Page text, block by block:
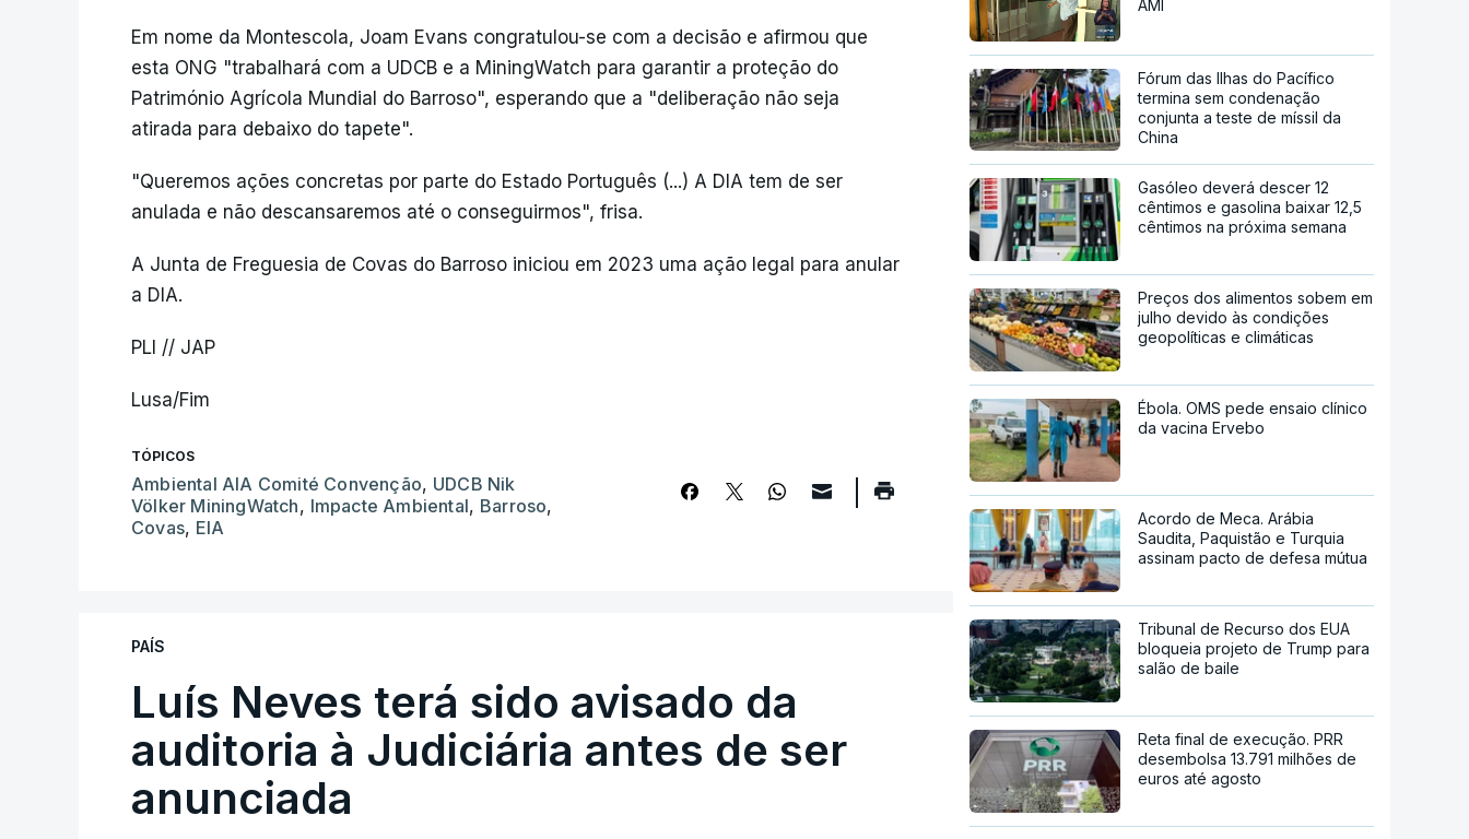
Em nome da Montescola, Joam Evans congratulou-se com a decisão e afirmou que
esta ONG "trabalhará com a UDCB e a MiningWatch para garantir a proteção do
Património Agrícola Mundial do Barroso", esperando que a "deliberação não seja
atirada para debaixo do tapete".
"Queremos ações concretas por parte do Estado Português (...) A DIA tem de ser
anulada e não descansaremos até o conseguirmos", frisa.
A Junta de Freguesia de Covas do Barroso iniciou em 2023 uma ação legal para anular
a DIA.
PLI // JAP
Lusa/Fim
TÓPICOS
Ambiental AIA Comité Convenção, UDCB Nik
Völker MiningWatch, Impacte Ambiental, Barroso,
Covas, EIA
PAÍS
Luís Neves terá sido avisado da
auditoria à Judiciária antes de ser
anunciada
AMI
Fórum das Ilhas do Pacífico
termina sem condenação
conjunta a teste de míssil da
China
Gasóleo deverá descer 12
cêntimos e gasolina baixar 12,5
cêntimos na próxima semana
Preços dos alimentos sobem em
julho devido às condições
geopolíticas e climáticas
Ébola. OMS pede ensaio clínico
da vacina Ervebo
Acordo de Meca. Arábia
Saudita, Paquistão e Turquia
assinam pacto de defesa mútua
Tribunal de Recurso dos EUA
bloqueia projeto de Trump para
salão de baile
Reta final de execução. PRR
desembolsa 13.791 milhões de
euros até agosto